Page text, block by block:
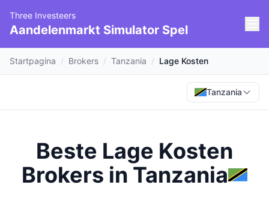
Three Investeers
Aandelenmarkt Simulator Spel
Startpagina / Brokers / Tanzania / Lage Kosten
Tanzania
Beste Lage Kosten
Brokers in Tanzania